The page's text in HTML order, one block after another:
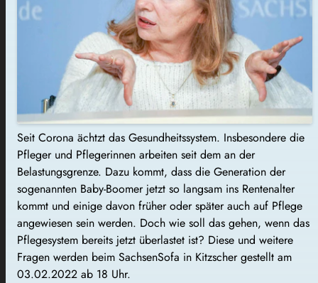
Seit Corona ächtzt das Gesundheitssystem. Insbesondere die
Pfleger und Pflegerinnen arbeiten seit dem an der
Belastungsgrenze. Dazu kommt, dass die Generation der
sogenannten Baby-Boomer jetzt so langsam ins Rentenalter
kommt und einige davon früher oder später auch auf Pflege
angewiesen sein werden. Doch wie soll das gehen, wenn das
Pflegesystem bereits jetzt überlastet ist? Diese und weitere
Fragen werden beim SachsenSofa in Kitzscher gestellt am
03.02.2022 ab 18 Uhr.